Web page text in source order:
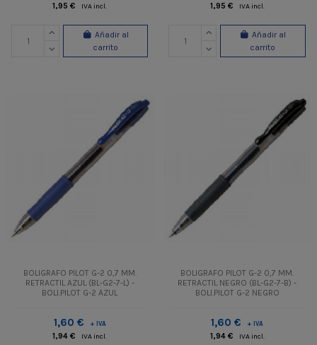
1,95 € IVA incl.
Añadir al
carrito
1,95 € IVA incl.
Añadir al
carrito
BOLIGRAFO PILOT G-2 0,7 MM.
RETRACTIL AZUL (BL-G2-7-L) -
BOLI.PILOT G-2 AZUL
1,60 € + IVA
1,94 € IVA incl.
BOLIGRAFO PILOT G-2 0,7 MM.
RETRACTIL NEGRO (BL-G2-7-B) -
BOLI.PILOT G-2 NEGRO
1,60 € + IVA
1,94 € IVA incl.